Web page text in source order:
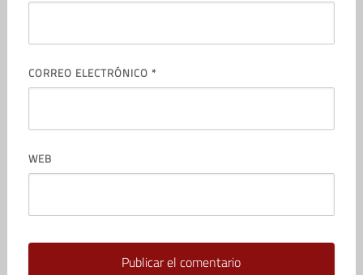
CORREO ELECTRÓNICO *
WEB